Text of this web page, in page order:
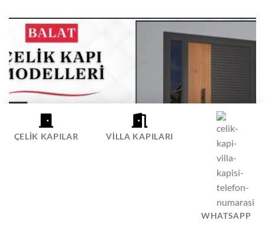
ÇELIK KAPILAR VILLA KAPILARI
WHATSAPP